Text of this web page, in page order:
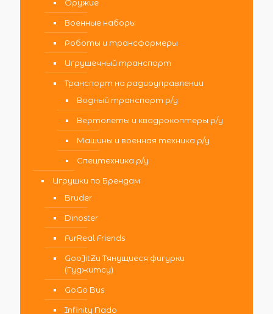
Оружие
Военные наборы
Роботы и трансформеры
Игрушечный транспорт
Транспорт на радиоуправлении
Водный транспорт р/у
Вертолеты и квадрокоптеры р/у
Машины и военная техника р/у
Спецтехника р/у
Игрушки по Брендам
Bruder
Dinoster
FurReal Friends
GooJitZu Тянущиеся фигурки
(Гуджитсу)
GoGo Bus
Infinity Nado